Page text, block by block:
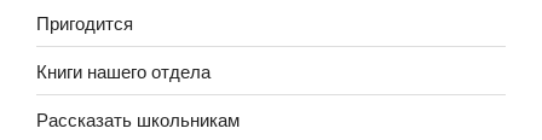
Пригодится
Книги нашего отдела
Рассказать школьникам